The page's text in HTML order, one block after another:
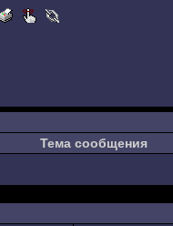
Тема сообщения